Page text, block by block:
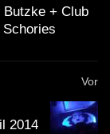
Butzke + Club
Vor
2014